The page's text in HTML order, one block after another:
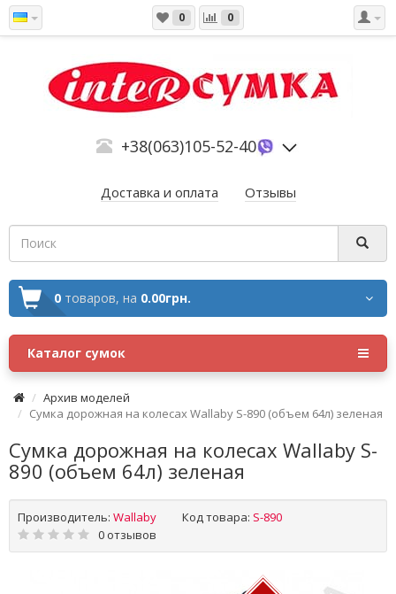
0 0
+38(063)105-52-40
Доставка и оплата Отзывы
0 товаров, на 0.00грн.
Каталог сумок
Архив моделей
Сумка дорожная на колесах Wallaby S-890 (объем 64л) зеленая
Сумка дорожная на колесах Wallaby S-
890 (объем 64л) зеленая
Производитель: Wallaby Код товара: S-890
0 отзывов